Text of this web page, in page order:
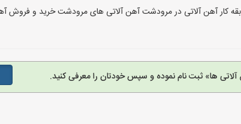
کار آهن آلاتی در مرودشت آهن آلاتی های مرودشت خرید و فروش
ها» ثبت نام نموده و سپس خودتان را معرفی کنید.